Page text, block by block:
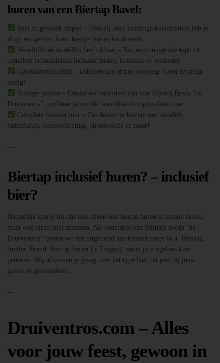
huren van een Biertap Bavel:
Snel en gekoeld tappen – Dankzij onze krachtige koeltechniek heb je
altijd een perfect koud biertje binnen handbereik.
Verschillende modellen beschikbaar – Van eenvoudige biertaps tot
complete tapinstallaties inclusief fusten, koolzuur en onderstel.
Gebruiksvriendelijk – Iedereen kan ermee overweg. Geen ervaring
nodig!
Scherpe prijzen – Omdat we onderdeel zijn van Slijterij Breda “de
Druiventros”, profiteer je van de beste deal én topkwaliteit bier.
Complete feestverhuur – Combineer je biertap met statafels,
buffettafels, feestverlichting, photobooths en meer!
—
Biertap inclusief huren? – inclusief
bier?
Natuurlijk kun je bij ons niet alleen een biertap huren in locatie Breda,
maar ook direct bier afnemen. Als onderdeel van Slijterij Breda “de
Druiventros” bieden we een uitgebreid assortiment vaten (o.a. Bavaria,
Jupiler, Brand, Hertog Jan en La Trappe), zodat jij zorgeloos kunt
genieten. Wij adviseren je graag over het type bier dat past bij jouw
gasten en gelegenheid.
—
Druiventros.com – Alles
voor jouw feest, gewoon in